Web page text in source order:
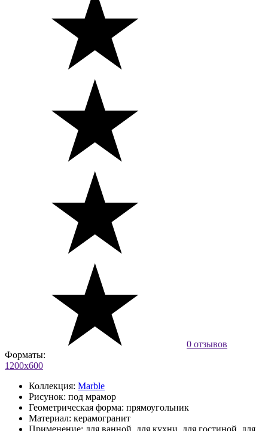
0 отзывов
Форматы:
1200х600
Коллекция: Marble
Рисунок: под мрамор
Геометрическая форма: прямоугольник
Материал: керамогранит
Применение: для ванной, для кухни, для гостиной, для